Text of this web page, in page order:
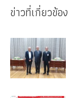
ข่าวที่เกี่ยวข้อง